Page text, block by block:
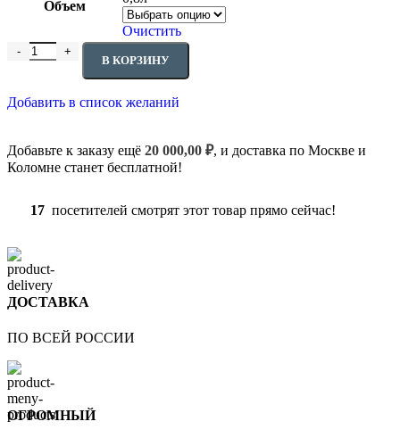
Объем
Очистить
В КОРЗИНУ
Добавить в список желаний
Добавьте к заказу ещё 20 000,00 ₽, и доставка по Москве и
Коломне станет бесплатной!
17 посетителей смотрят этот товар прямо сейчас!
ДОСТАВКА
ПО ВСЕЙ РОССИИ
ОГРОМНЫЙ